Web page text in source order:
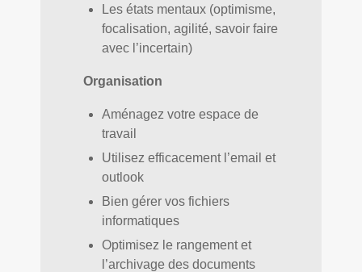
Les états mentaux (optimisme,
focalisation, agilité, savoir faire
avec l’incertain)
Organisation
Aménagez votre espace de
travail
Utilisez efficacement l’email et
outlook
Bien gérer vos fichiers
informatiques
Optimisez le rangement et
l’archivage des documents